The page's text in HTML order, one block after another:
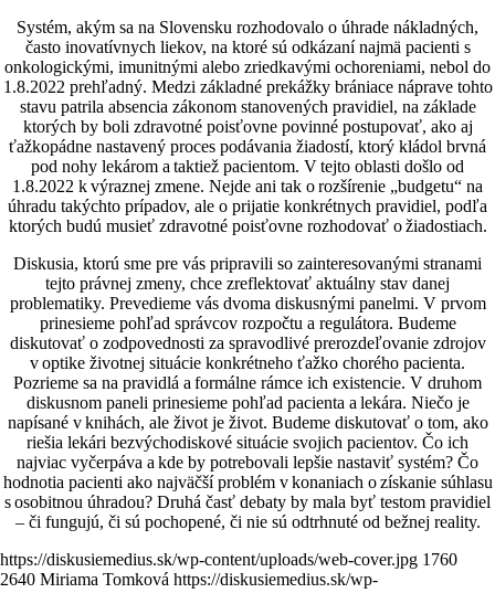
Systém, akým sa na Slovensku rozhodovalo o úhrade nákladných,
často inovatívnych liekov, na ktoré sú odkázaní najmä pacienti s
onkologickými, imunitnými alebo zriedkavými ochoreniami, nebol do
1.8.2022 prehľadný. Medzi základné prekážky brániace náprave tohto
stavu patrila absencia zákonom stanovených pravidiel, na základe
ktorých by boli zdravotné poisťovne povinné postupovať, ako aj
ťažkopádne nastavený proces podávania žiadostí, ktorý kládol brvná
pod nohy lekárom a taktiež pacientom. V tejto oblasti došlo od
1.8.2022 k výraznej zmene. Nejde ani tak o rozšírenie „budgetu“ na
úhradu takýchto prípadov, ale o prijatie konkrétnych pravidiel, podľa
ktorých budú musieť zdravotné poisťovne rozhodovať o žiadostiach.
Diskusia, ktorú sme pre vás pripravili so zainteresovanými stranami
tejto právnej zmeny, chce zreflektovať aktuálny stav danej
problematiky. Prevedieme vás dvoma diskusnými panelmi. V prvom
prinesieme pohľad správcov rozpočtu a regulátora. Budeme
diskutovať o zodpovednosti za spravodlivé prerozdeľovanie zdrojov
v optike životnej situácie konkrétneho ťažko chorého pacienta.
Pozrieme sa na pravidlá a formálne rámce ich existencie. V druhom
diskusnom paneli prinesieme pohľad pacienta a lekára. Niečo je
napísané v knihách, ale život je život. Budeme diskutovať o tom, ako
riešia lekári bezvýchodiskové situácie svojich pacientov. Čo ich
najviac vyčerpáva a kde by potrebovali lepšie nastaviť systém? Čo
hodnotia pacienti ako najväčší problém v konaniach o získanie súhlasu
s osobitnou úhradou? Druhá časť debaty by mala byť testom pravidiel
– či fungujú, či sú pochopené, či nie sú odtrhnuté od bežnej reality.
https://diskusiemedius.sk/wp-content/uploads/web-cover.jpg 1760
2640 Miriama Tomková https://diskusiemedius.sk/wp-